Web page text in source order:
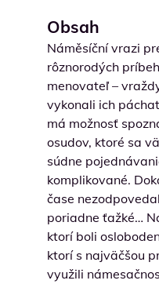
Obsah
Náměsíční vrazi
rôznorodých
menovateľ –
vykonali ich
má možnosť
osudov, ktoré sa
súdne
komplikované.
čase
poriadne ťažké…
ktorí boli
ktorí s najväčšou
využili